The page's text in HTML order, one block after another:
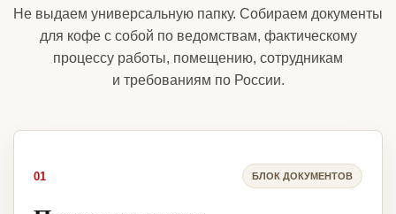
Не выдаем универсальную папку. Собираем документы
для кофе с собой по ведомствам, фактическому
процессу работы, помещению, сотрудникам
и требованиям по России.
01 БЛОК ДОКУМЕНТОВ